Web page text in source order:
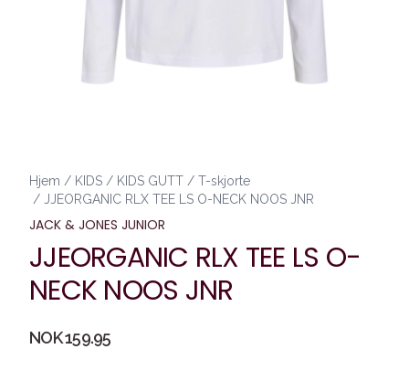
Hjem / KIDS / KIDS GUTT / T-skjorte
/ JJEORGANIC RLX TEE LS O-NECK NOOS JNR
JACK & JONES JUNIOR
JJEORGANIC RLX TEE LS O-
NECK NOOS JNR
Produktdetaljer
NOK 159.95